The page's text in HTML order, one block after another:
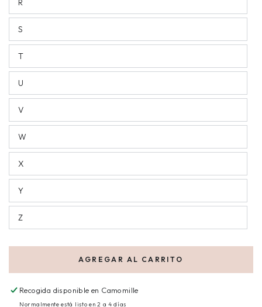
R
S
T
U
V
W
X
Y
Z
AGREGAR AL CARRITO
Recogida disponible en Camomille
Normalmente está listo en 2 a 4 días